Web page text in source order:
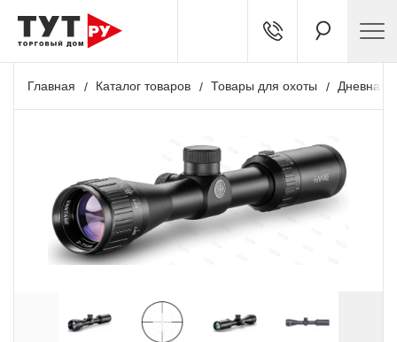
Главная Каталог товаров Товары для охоты Дневная